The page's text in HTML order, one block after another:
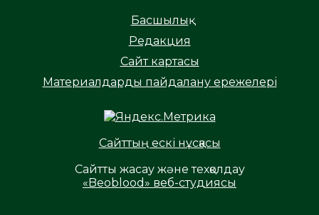
Басшылық
Редакция
Сайт картасы
Материалдарды пайдалану ережелері
Сайттың ескі нұсқасы
Сайтты жасау және техқолдау
«Beoblood» веб-студиясы